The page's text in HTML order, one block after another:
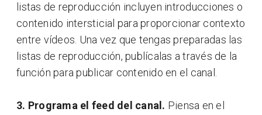
listas de reproducción incluyen introducciones o
contenido intersticial para proporcionar contexto
entre vídeos. Una vez que tengas preparadas las
listas de reproducción, publícalas a través de la
función para publicar contenido en el canal.
3. Programa el feed del canal. Piensa en el